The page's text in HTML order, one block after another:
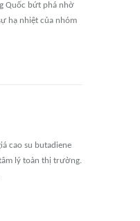
Quốc bứt phá nhờ
hạ nhiệt của nhóm
cao su butadiene
lý toàn thị trường.